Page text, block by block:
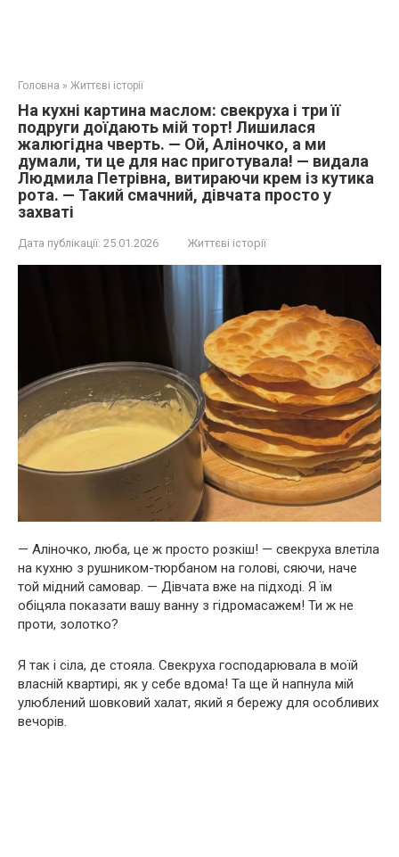
Головна » Життєві історії
На кухні картина маслом: свекруха і три її
подруги доїдають мій торт! Лишилася
жалюгідна чверть. — Ой, Аліночко, а ми
думали, ти це для нас приготувала! — видала
Людмила Петрівна, витираючи крем із кутика
рота. — Такий смачний, дівчата просто у
захваті
Дата публікації: 25.01.2026 Життєві історії
— Аліночко, люба, це ж просто розкіш! — свекруха влетіла
на кухню з рушником-тюрбаном на голові, сяючи, наче
той мідний самовар. — Дівчата вже на підході. Я їм
обіцяла показати вашу ванну з гідромасажем! Ти ж не
проти, золотко?
Я так і сіла, де стояла. Свекруха господарювала в моїй
власній квартирі, як у себе вдома! Та ще й напнула мій
улюблений шовковий халат, який я бережу для особливих
вечорів.